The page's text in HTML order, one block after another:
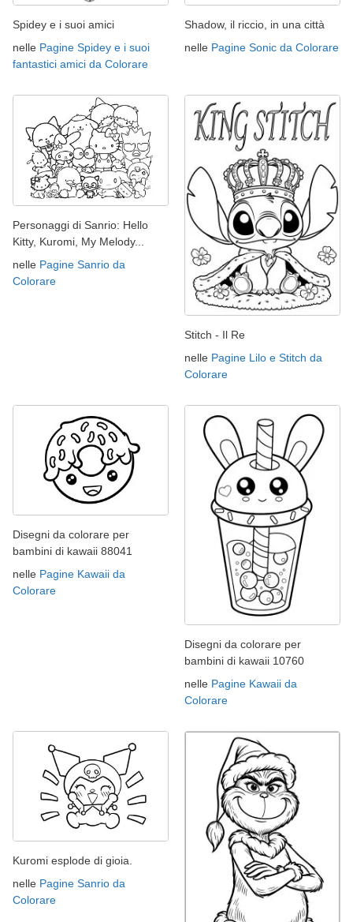
Spidey e i suoi amici
nelle Pagine Spidey e i suoi
fantastici amici da Colorare
Shadow, il riccio, in una città
nelle Pagine Sonic da Colorare
Personaggi di Sanrio: Hello
Kitty, Kuromi, My Melody...
nelle Pagine Sanrio da
Colorare
Stitch - Il Re
nelle Pagine Lilo e Stitch da
Colorare
Disegni da colorare per
bambini di kawaii 88041
nelle Pagine Kawaii da
Colorare
Disegni da colorare per
bambini di kawaii 10760
nelle Pagine Kawaii da
Colorare
Kuromi esplode di gioia.
nelle Pagine Sanrio da
Colorare